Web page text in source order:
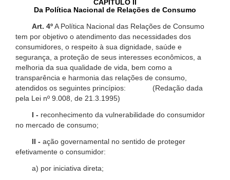
CAPÍTULO II
Da Política Nacional de Relações de Consumo
Art. 4ºA Política Nacional das Relações de Consumo
tem por objetivo o atendimento das necessidades dos
consumidores, o respeito à sua dignidade, saúde e
segurança, a proteção de seus interesses econômicos, a
melhoria da sua qualidade de vida, bem como a
transparência e harmonia das relações de consumo,
atendidos os seguintes princípios: (Redação dada
pela Lei nº 9.008, de 21.3.1995)
I - reconhecimento da vulnerabilidade do consumidor
no mercado de consumo;
II - ação governamental no sentido de proteger
efetivamente o consumidor:
a) por iniciativa direta;